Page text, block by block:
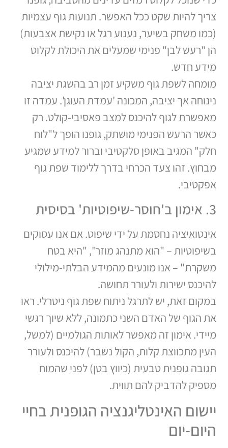
צריך להיות שקט ככל האפשר. תנועות גוף עצמיות
(כמו משחק בשיער, נענוע רגל או נקישת אצבעות)
הן "רעש לבן" פנימי שמעלים את היכולת לקלוט
מידע חדש.
מומחה לשפת גוף משקיע זמן רב בהשגת יציבה
נינוחה אך יציבה, המכונה 'עמדת העוגן'. עמדה זו
מאפשרת לגוף להיכנס למצב פאסיבי-קולט. רק
כאשר הרעש הפנימי מושתק, גופנו הופך ל"לוח
חלק" המגיב באופן סלקטיבי וברור למידע שמגיע
מבחוץ. זהו צעד הכרחי בדרך ללימוד שפת גוף
אפקטיבי.
3. אימון ב'חוסר-שיפוטיות' בסיסית
אינטואיציה נחסמת על ידי שיפוט. אם אנו עסוקים
בשיפוטיות – "הוא מתנהג מוזר", "היא בטח
משקרת" – אנו מונעים מהמידע הבלתי-מילולי
להיכנס ישירות ולעורר תחושה.
במקום זאת, יש לתרגל ניתוח שפת גוף ניטרלי. ראו
את הגוף של האדם השני כתמונה, ללא שיוך רגשי
מיידי. אימון זה מאפשר לאותות הגולמיים (למשל,
העין מתכווצת קלות, הקול נשבר) להיכנס ולעורר
תגובה גופנית טבעית (כיווץ בטן) לפני שהמוח
מספיק להדביק להם תווית.
יישום האינטליגנציה הגופנית בחיי
היום-יום